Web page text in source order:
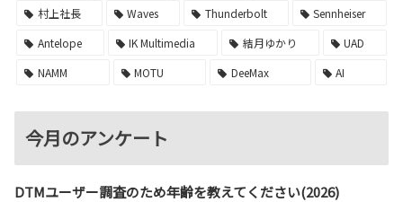
村上社長
Waves Thunderbolt
Sennheiser
Antelope
IK Multimedia 結月ゆかり
UAD
NAMM
MOTU DeeMax AI
今月のアンケート
DTMユーザー調査のため年齢を教えてください(2026)